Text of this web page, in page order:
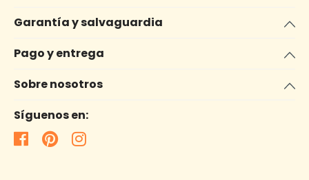
Garantía y salvaguardia
Pago y entrega
Sobre nosotros
Síguenos en: